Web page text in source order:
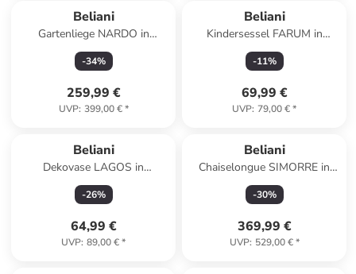
Beliani
Gartenliege NARDO in
Grau/Silber - (W) 64 x (H) 29
x (L) 198 cm
-34%
259,99 €
UVP: 399,00 €*
Beliani
Kindersessel FARUM in
Weiß/Braun - (W) 45 x (H) 55
x (L) 41 cm
-11%
69,99 €
UVP: 79,00 €*
Beliani
Dekovase LAGOS in
Beige/Schwarz - (W) 10 x (H)
40 x (L) 8 cm
-26%
64,99 €
UVP: 89,00 €*
Beliani
Chaiselongue SIMORRE in
Grau/Schwarz/Silber - (W)
157 x (H) 82 x (L) 66 cm
-30%
369,99 €
UVP: 529,00 €*